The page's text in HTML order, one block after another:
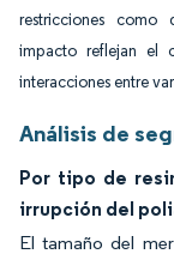
restricciones como
impacto reflejan el
interacciones entre
Análisis de
Por tipo de
irrupción del
El tamaño del